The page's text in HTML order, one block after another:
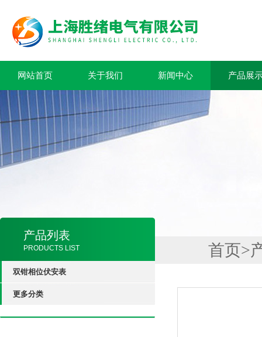
网站首页 关于我们 新闻中心 产品展
产品列表
PRODUCTS LIST
双钳相位伏安表
更多分类
首页>